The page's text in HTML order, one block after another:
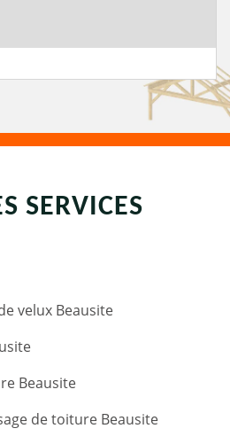
SERVICES
velux Beausite
Beausite
de toiture Beausite